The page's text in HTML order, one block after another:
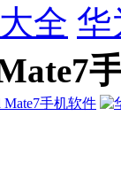
全 华